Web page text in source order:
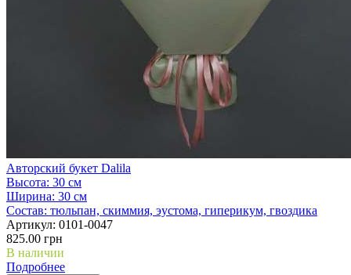
Авторский букет Dalila
Высота: 30 см
Ширина: 30 см
Состав: тюльпан, скиммия, эустома, гиперикум, гвоздика
Артикул: 0101-0047
825.00 грн
В наличии
Подробнее